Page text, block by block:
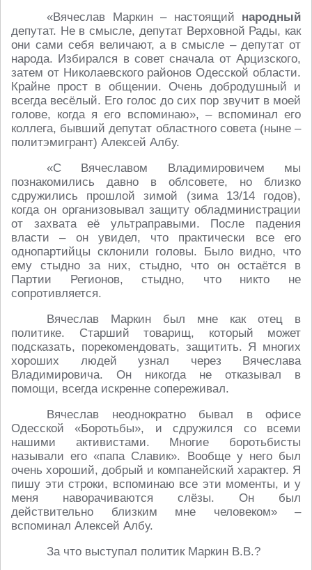
«Вячеслав Маркин – настоящий народный
депутат. Не в смысле, депутат Верховной Рады, как
они сами себя величают, а в смысле – депутат от
народа. Избирался в совет сначала от Арцизского,
затем от Николаевского районов Одесской области.
Крайне прост в общении. Очень добродушный и
всегда весёлый. Его голос до сих пор звучит в моей
голове, когда я его вспоминаю», – вспоминал его
коллега, бывший депутат областного совета (ныне –
политэмигрант) Алексей Албу.
«С Вячеславом Владимировичем мы
познакомились давно в облсовете, но близко
сдружились прошлой зимой (зима 13/14 годов),
когда он организовывал защиту обладминистрации
от захвата её ультраправыми. После падения
власти – он увидел, что практически все его
однопартийцы склонили головы. Было видно, что
ему стыдно за них, стыдно, что он остаётся в
Партии Регионов, стыдно, что никто не
сопротивляется.
Вячеслав Маркин был мне как отец в
политике. Старший товарищ, который может
подсказать, порекомендовать, защитить. Я многих
хороших людей узнал через Вячеслава
Владимировича. Он никогда не отказывал в
помощи, всегда искренне сопереживал.
Вячеслав неоднократно бывал в офисе
Одесской «Боротьбы», и сдружился со всеми
нашими активистами. Многие боротьбисты
называли его «папа Славик». Вообще у него был
очень хороший, добрый и компанейский характер. Я
пишу эти строки, вспоминаю все эти моменты, и у
меня наворачиваются слёзы. Он был
действительно близким мне человеком» –
вспоминал Алексей Албу.
За что выступал политик Маркин В.В.?